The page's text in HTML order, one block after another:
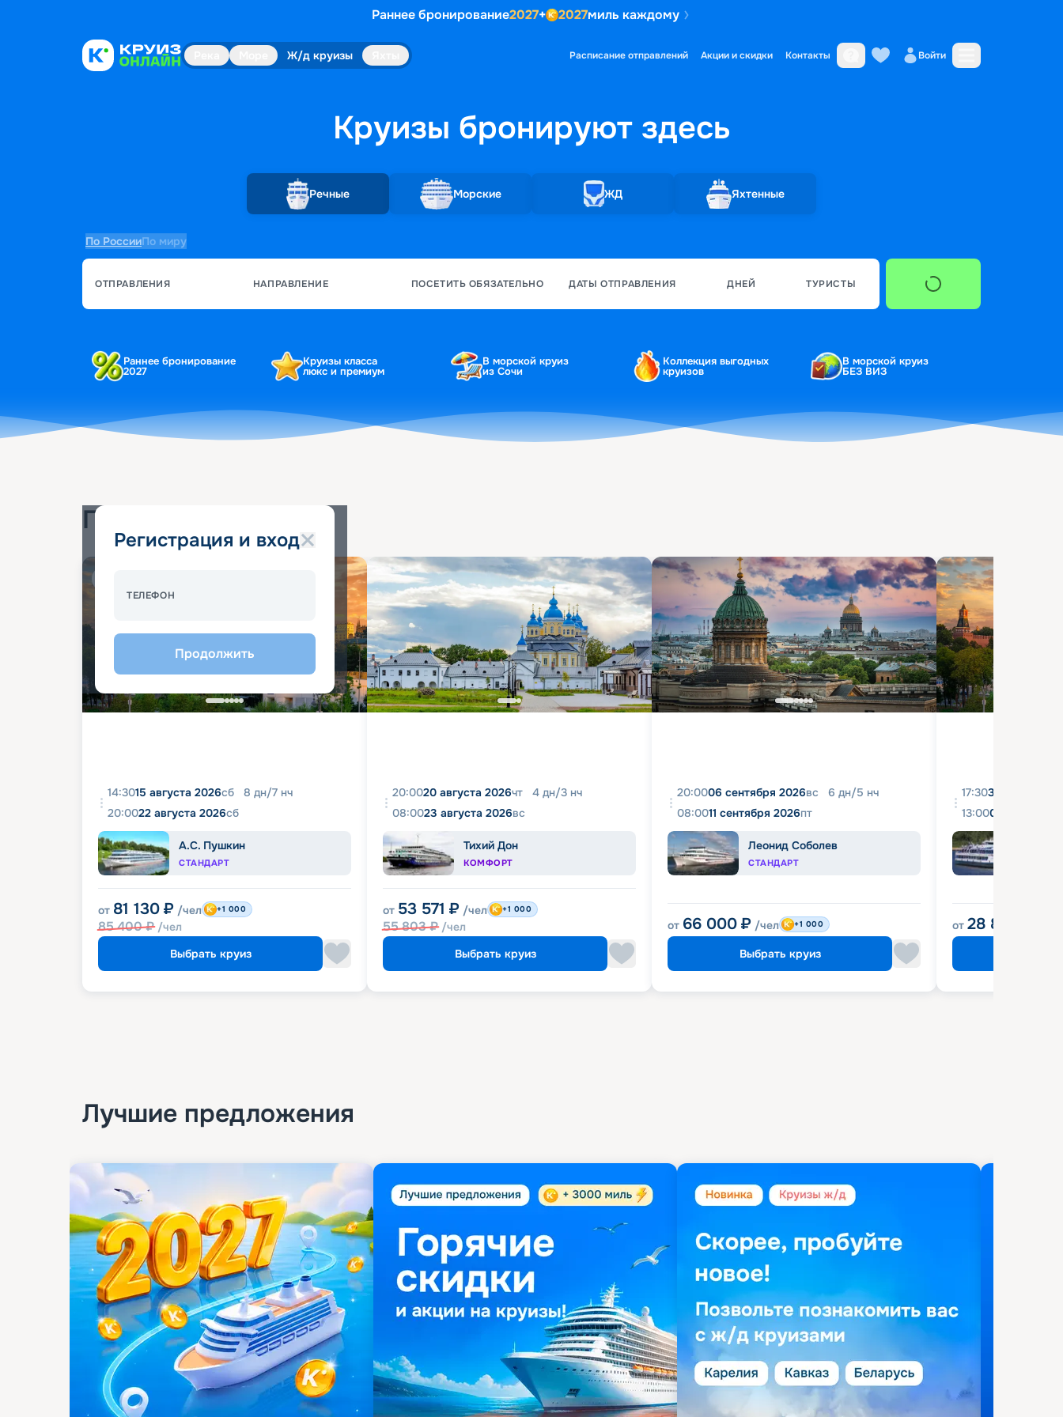
Раннее бронирование2027+ 2027миль каждому
Ж/д круизы Расписание отправлений Акции и скидки Контакты Войти
Круизы бронируютздесь
Речные Морские ЖД Яхтенные
По РоссииПо миру
ОТПРАВЛЕНИЯ НАПРАВЛЕНИЕ ПОСЕТИТЬ ОБЯЗАТЕЛЬНО ДАТЫ ОТПРАВЛЕНИЯ ДНЕЙ ТУРИСТЫ
Раннее бронирование
2027
Круизы класса
люкс и премиум
В морской круиз
из Сочи
Коллекция выгодных
круизов
В морской круиз
БЕЗ ВИЗ
Регистрация и вход
ТЕЛЕФОН
Продолжить
Популярные круизы
14:3015 августа 2026сб 8 дн/7 нч
20:0022 августа 2026сб
А.С. Пушкин
СТАНДАРТ
от 81 130 ₽ /чел
85 400₽ /чел
+1 000
Выбрать круиз
20:0020 августа 2026чт 4 дн/3 нч
08:0023 августа 2026вс
Тихий Дон
КОМФОРТ
от 53 571 ₽ /чел
55 803₽ /чел
+1 000
Выбрать круиз
20:0006 сентября 2026вс 6 дн/5 нч
08:0011 сентября 2026пт
Леонид Соболев
СТАНДАРТ
от 66 000 ₽ /чел +1 000
Выбрать круиз
17:3031 августа
13:0004 сентября
от 28 800
Лучшие предложения